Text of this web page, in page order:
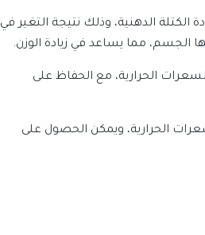
الدهنية، وذلك نتيجة التغير في
الجسم، مما يساعد في زيادة الوزن.
الحرارية، مع الحفاظ على
الحرارية، ويمكن الحصول على